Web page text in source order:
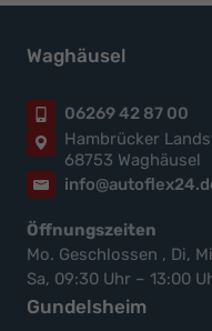
Waghäusel
06269 42 87 00
Hambrücker
68753 Waghäusel
Öffnungszeiten
Mo. Geschlossen , Di,
Sa, 09:30 Uhr – 13:00
Gundelsheim